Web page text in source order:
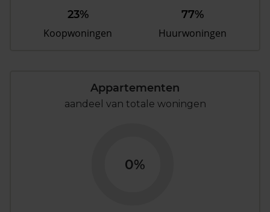
23%
Koopwoningen
77%
Huurwoningen
Appartementen
aandeel van totale woningen
0%